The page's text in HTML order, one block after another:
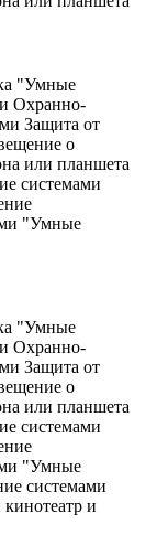
"Умные
Охранно-
Защита от
о
или планшета
системами
"Умные
"Умные
Охранно-
Защита от
о
или планшета
системами
"Умные
системами
и